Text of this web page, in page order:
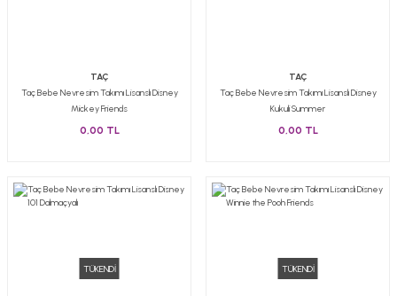
TAÇ
Taç Bebe Nevresim Takımı Lisanslı Disney
Mickey Friends
0,00 TL
TAÇ
Taç Bebe Nevresim Takımı Lisanslı Disney
Kukuli Summer
0,00 TL
TÜKENDİ TÜKENDİ